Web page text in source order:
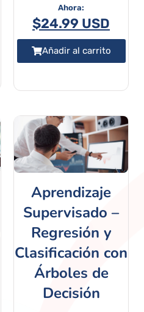
$24.99 USD
Añadir al carrito
Aprendizaje
Supervisado –
Regresión y
Clasificación con
Árboles de
Decisión